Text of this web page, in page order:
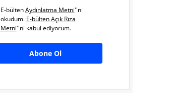
E-bültenAydınlatma Metni''ni
okudum. E-bülten Açık Rıza
Metni''ni kabul ediyorum.
Abone Ol